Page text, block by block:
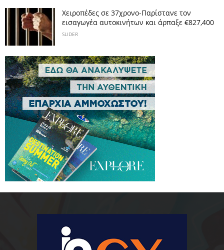
Χειροπέδες σε 37χρονο-Παρίστανε τον
εισαγωγέα αυτοκινήτων και άρπαξε €827,400
SLIDER